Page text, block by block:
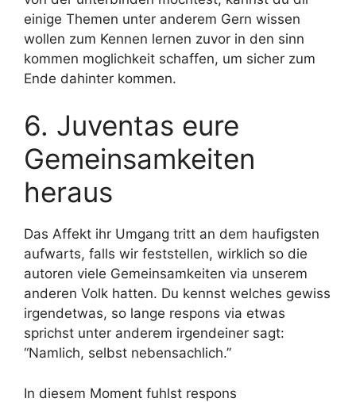
einige Themen unter anderem Gern wissen
wollen zum Kennen lernen zuvor in den sinn
kommen moglichkeit schaffen, um sicher zum
Ende dahinter kommen.
6. Juventas eure
Gemeinsamkeiten
heraus
Das Affekt ihr Umgang tritt an dem haufigsten
aufwarts, falls wir feststellen, wirklich so die
autoren viele Gemeinsamkeiten via unserem
anderen Volk hatten. Du kennst welches gewiss
irgendetwas, so lange respons via etwas
sprichst unter anderem irgendeiner sagt:
“Namlich, selbst nebensachlich.”
In diesem Moment fuhlst respons